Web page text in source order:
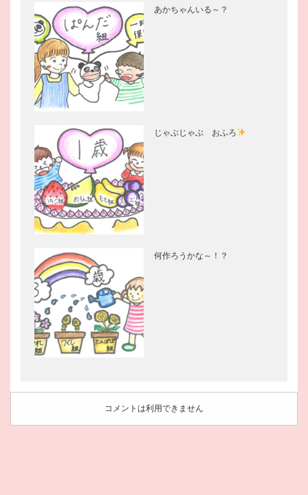
あかちゃんいる～？
じゃぶじゃぶ おふろ
何作ろうかな～！？
コメントは利用できません